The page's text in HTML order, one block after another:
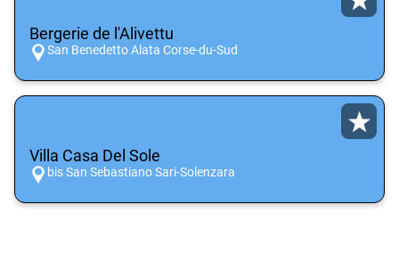
Bergerie de l'Alivettu
San Benedetto Alata Corse-du-Sud
Villa Casa Del Sole
bis San Sebastiano Sari-Solenzara